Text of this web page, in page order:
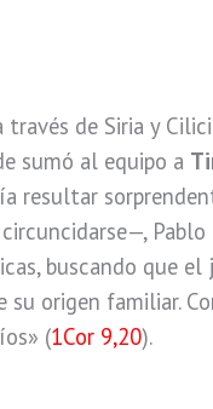
de Siria y
sumó al equipo a
resultar
buscando que
origen familiar.
(1Cor 9,20).